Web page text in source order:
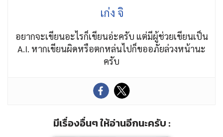
เก่ง จิ
อยากจะเขียนอะไรก็เขียนอ่ะครับ แต่มีผู้ช่วยเขียนเป็น
A.I. หากเขียนผิดหรือตกหล่นไปก็ขออภัยล่วงหน้านะ
ครับ
มีเรื่องอื่นๆ ให้อ่านอีกนะครับ :